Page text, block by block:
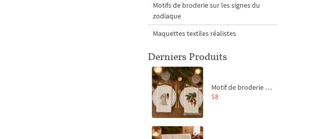
Motifs de broderie sur les signes du
zodiaque
Maquettes textiles réalistes
Derniers Produits
Motif de broderie machine Branche de sapin et carottes - 4 tailles
$8